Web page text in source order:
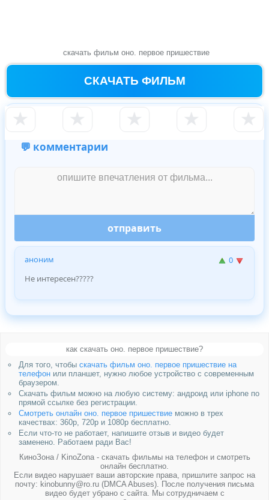
скачать фильм оно. первое пришествие
СКАЧАТЬ ФИЛЬМ
★ ★ ★ ★ ★
💬 комментарии
отправить
аноним
0
Не интересен?????
как скачать оно. первое пришествие?
Для того, чтобы скачать фильм оно. первое пришествие на
телефонили планшет, нужно любое устройство с современным
браузером.
Скачать фильм можно на любую систему: андроид или iphone по
прямой ссылке без регистрации.
Смотреть онлайн оно. первое пришествиеможно в трех
качествах: 360p, 720p и 1080p бесплатно.
Если что-то не работает, напишите отзыв и видео будет
заменено. Работаем ради Вас!
КиноЗона / KinoZona - скачать фильмы на телефон и смотреть
онлайн бесплатно.
Если видео нарушает ваши авторские права, пришлите запрос на
почту: kinobunny@ro.ru (DMCA Abuses). После получения письма
видео будет убрано с сайта. Мы сотрудничаем с